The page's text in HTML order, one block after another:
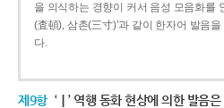
을 의식하는 경향이 커서 음성 모음화를
(査頓), 삼촌(三寸)’과 같이 한자어 발음
다.
제9항 ‘ㅣ’ 역행 동화 현상에 의한 발음